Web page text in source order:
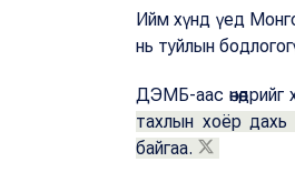
Ийм хүнд үед
нь туйлын
ДЭМБ-аас
тахлын хоёр дахь
байгаа.